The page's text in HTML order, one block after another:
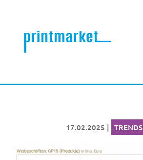
17.02.2025 | TRENDS